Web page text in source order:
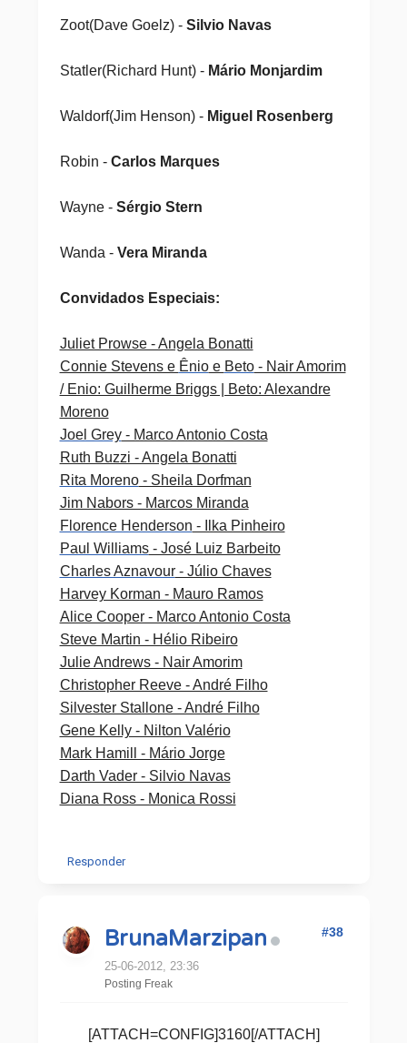
Zoot(Dave Goelz) - Silvio Navas
Statler(Richard Hunt) - Mário Monjardim
Waldorf(Jim Henson) - Miguel Rosenberg
Robin - Carlos Marques
Wayne - Sérgio Stern
Wanda - Vera Miranda
Convidados Especiais:
Juliet Prowse - Angela Bonatti
Connie Stevens e Ênioe Beto- Nair Amorim
/ Enio: Guilherme Briggs | Beto: Alexandre
Moreno
Joel Grey- Marco Antonio Costa
Ruth Buzzi - Angela Bonatti
Rita Moreno- Sheila Dorfman
Jim Nabors - Marcos Miranda
Florence Henderson - Ilka Pinheiro
Paul Williams- José Luiz Barbeito
Charles Aznavour- Júlio Chaves
Harvey Korman - Mauro Ramos
Alice Cooper - Marco Antonio Costa
Steve Martin - Hélio Ribeiro
Julie Andrews - Nair Amorim
Christopher Reeve - André Filho
Silvester Stallone - André Filho
Gene Kelly - Nilton Valério
Mark Hamill - Mário Jorge
Darth Vader - Silvio Navas
Diana Ross - Monica Rossi
Responder
BrunaMarzipan
25-06-2012, 23:36
Posting Freak
#38
[ATTACH=CONFIG]3160[/ATTACH]